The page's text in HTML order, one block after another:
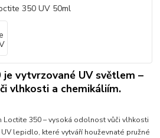
vytvrzované UV světlem –
vlhkosti a chemikáliím.
350 – vysoká odolnost vůči vlhkosti
lepidlo, které vytváří houževnaté pružné